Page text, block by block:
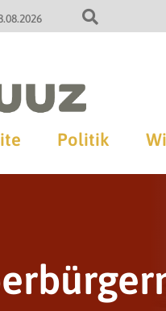
Politik